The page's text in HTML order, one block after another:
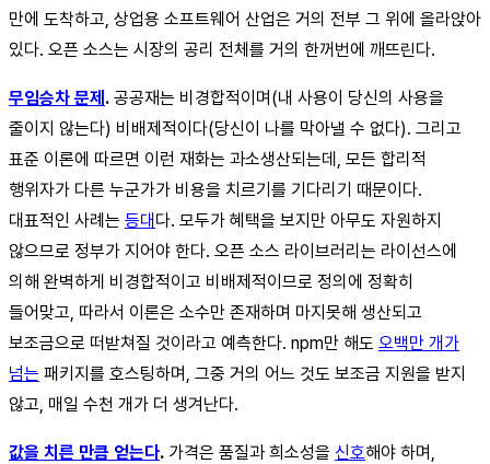
만에 도착하고, 상업용 소프트웨어 산업은 거의 전부 그 위에 올라앉아
있다. 오픈 소스는 시장의 공리 전체를 거의 한꺼번에 깨뜨린다.
무임승차 문제 . 공공재는 비경합적이며(내 사용이 당신의 사용을
줄이지 않는다) 비배제적이다(당신이 나를 막아낼 수 없다). 그리고
표준 이론에 따르면 이런 재화는 과소생산되는데, 모든 합리적
행위자가 다른 누군가가 비용을 치르기를 기다리기 때문이다.
대표적인 사례는 등대다. 모두가 혜택을 보지만 아무도 자원하지
않으므로 정부가 지어야 한다. 오픈 소스 라이브러리는 라이선스에
의해 완벽하게 비경합적이고 비배제적이므로 정의에 정확히
들어맞고, 따라서 이론은 소수만 존재하며 마지못해 생산되고
보조금으로 떠받쳐질 것이라고 예측한다. npm만 해도 오백만 개가
넘는 패키지를 호스팅하며, 그중 거의 어느 것도 보조금 지원을 받지
않고, 매일 수천 개가 더 생겨난다.
값을 치른 만큼 얻는다. 가격은 품질과 희소성을 신호해야 하며,